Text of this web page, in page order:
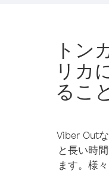
トン
リカ
るこ
Viber Out
と長い時
ます。様